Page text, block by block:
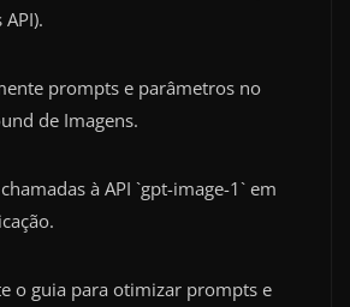
prompts e parâmetros no
de Imagens.
à API `gpt-image-1` em
o guia para otimizar prompts e